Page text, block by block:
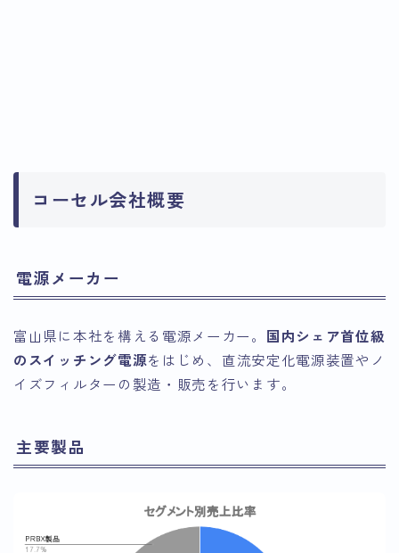
コーセル会社概要
電源メーカー
富山県に本社を構える電源メーカー。 国内シェア首位級
のスイッチング電源をはじめ、直流安定化電源装置やノ
イズフィルターの製造・販売を行います。
主要製品